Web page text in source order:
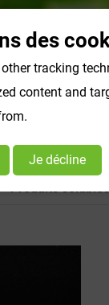
Produits
des
tracking
content and
Je décline